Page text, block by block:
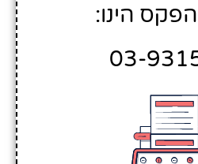
הינו:
03-